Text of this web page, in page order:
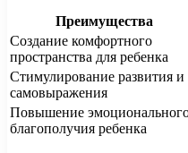
Преимущества
Создание комфортного
пространства для ребенка
Стимулирование развития и
самовыражения
Повышение
благополучия ребенка